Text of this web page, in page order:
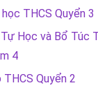
THCS Quyển 3
Học và Bổ Túc
4
THCS Quyển 2